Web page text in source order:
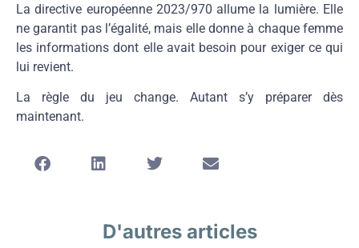
La directive européenne 2023/970 allume la lumière. Elle
ne garantit pas l’égalité, mais elle donne à chaque femme
les informations dont elle avait besoin pour exiger ce qui
lui revient.
La règle du jeu change. Autant s’y préparer dès
maintenant.
D'autres articles